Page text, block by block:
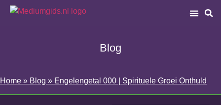
Blog
Home » Blog » Engelengetal 000 | Spirituele Groei Onthuld